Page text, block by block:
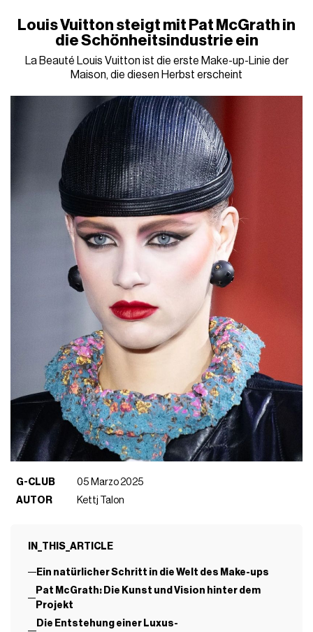
Louis Vuitton steigt mit Pat McGrath in
die Schönheitsindustrie ein
La Beauté Louis Vuitton ist die erste Make-up-Linie der
Maison, die diesen Herbst erscheint
G-CLUB
05 Marzo 2025
AUTOR
Kettj Talon
IN_THIS_ARTICLE
Ein natürlicher Schritt in die Welt des Make-ups
Pat McGrath: Die Kunst und Vision hinter dem
Projekt
Die Entstehung einer Luxus-